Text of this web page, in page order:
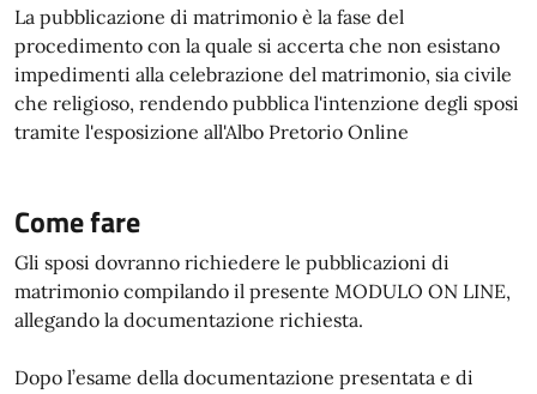
La pubblicazione di matrimonio è la fase del
procedimento con la quale si accerta che non esistano
impedimenti alla celebrazione del matrimonio, sia civile
che religioso, rendendo pubblica l'intenzione degli sposi
tramite l'esposizione all'Albo Pretorio Online
Come fare
Gli sposi dovranno richiedere le pubblicazioni di
matrimonio compilando il presente MODULO ON LINE,
allegando la documentazione richiesta.
Dopo l’esame della documentazione presentata e di